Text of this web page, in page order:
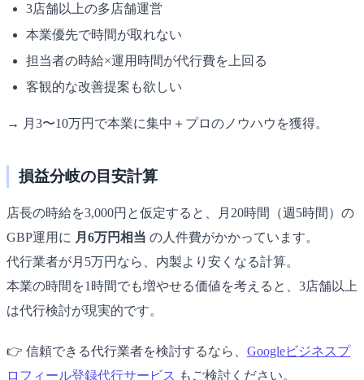
3店舗以上の多店舗運営
本業優先で時間が取れない
担当者の時給×運用時間が代行費を上回る
客観的な改善提案も欲しい
→ 月3〜10万円で本業に集中＋プロのノウハウを獲得。
損益分岐の目安計算
店長の時給を3,000円と仮定すると、月20時間（週5時間）の
GBP運用に 月6万円相当 の人件費がかかっています。
代行業者が月5万円なら、内製より安くなる計算。
本業の時間を1時間でも増やせる価値を考えると、3店舗以上
は代行検討が現実的です。
👉 信頼できる代行業者を検討するなら、 Googleビジネスプ
ロフィール登録代行サービス もご検討ください。